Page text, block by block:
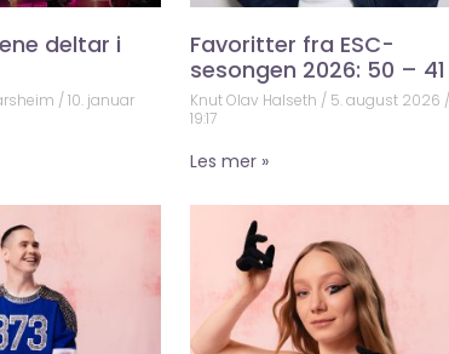
deltar i
10. januar
Favoritter fra ESC-
sesongen 2026: 50 – 41
Knut Olav Halseth
5. august 2026
19:17
Les mer »